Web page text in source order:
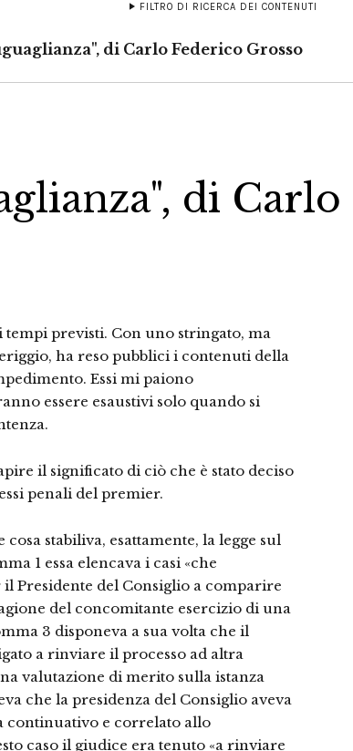
FILTRO DI RICERCA DEI CONTENUTI
di Carlo Federico Grosso
di Carlo
previsti. Con uno stringato, ma
ha reso pubblici i contenuti della
Essi mi paiono
essere esaustivi solo quando si
il significato di ciò che è stato deciso
penali del premier.
stabiliva, esattamente, la legge sul
1 essa elencava i casi «che
Presidente del Consiglio a comparire
del concomitante esercizio di una
3 disponeva a sua volta che il
a rinviare il processo ad altra
valutazione di merito sulla istanza
che la presidenza del Consiglio aveva
continuativo e correlato allo
caso il giudice era tenuto «a rinviare